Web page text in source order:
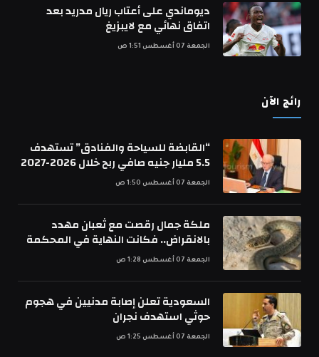
ديوماندي على أعتاب ريال مدريد بعد
اتفاق نهائي مع لايبزيغ
الجمعة 07 أغسطس 1:51 ص
رائج الآن
“القابضة للسياحة والفنادق” تستهدف
5.5 مليار جنيه صافي ربح خلال 2026-2027
الجمعة 07 أغسطس 1:50 ص
ملكة جمال رقصت مع ثعبان مهدد
بالانقراض.. فكانت النهاية في المحكمة
الجمعة 07 أغسطس 1:28 ص
السعودية تعلن إصابة مدنيين في هجوم
حوثي استهدف نجران
الجمعة 07 أغسطس 1:25 ص